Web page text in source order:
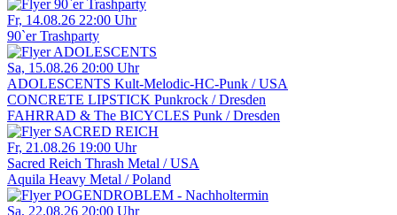
Fr, 14.08.26 22:00 Uhr
90`er Trashparty
Sa, 15.08.26 20:00 Uhr
ADOLESCENTS Kult-Melodic-HC-Punk / USA
CONCRETE LIPSTICK Punkrock / Dresden
FAHRRAD & The BICYCLES Punk / Dresden
Fr, 21.08.26 19:00 Uhr
Sacred Reich Thrash Metal / USA
Aquila Heavy Metal / Poland
Sa, 22.08.26 20:00 Uhr